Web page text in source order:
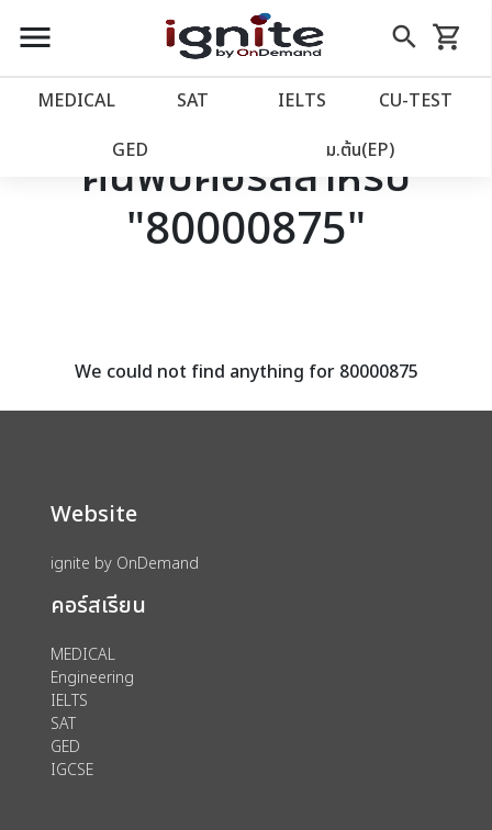
close
account_balance หน้าแรก
เว็บไซต์อิกไนท์
โปรโมชั่น
assignment ลงทะเบียน
menu search
Skip
to
shopping_cart
รถเข็น
MEDICAL SAT IELTS CU‑TEST
GED ม.ต้น(EP)
ค้นพบคอร์สสำหรับ
"80000875"
We could not find anything for 80000875
Website
ignite by OnDemand
คอร์สเรียน
MEDICAL
Engineering
IELTS
SAT
GED
IGCSE